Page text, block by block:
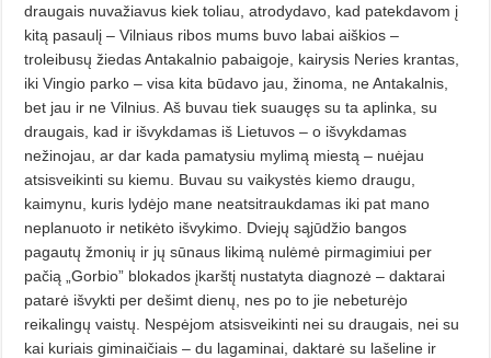
draugais nuvažiavus kiek toliau, atrodydavo, kad patekdavom į
kitą pasaulį – Vilniaus ribos mums buvo labai aiškios –
troleibusų žiedas Antakalnio pabaigoje, kairysis Ne­ries krantas,
iki Vingio parko – visa kita būdavo jau, žinoma, ne Anta­kalnis,
bet jau ir ne Vilnius. Aš buvau tiek suaugęs su ta aplinka, su
draugais, kad ir išvykdamas iš Lietuvos – o išvykdamas
nežinojau, ar dar kada pamatysiu mylimą miestą – nuėjau
atsisveikinti su kiemu. Buvau su vaikystės kiemo draugu,
kaimynu, kuris lydėjo mane neatsitraukdamas iki pat mano
neplanuoto ir netikėto išvykimo. Dviejų sąjūdžio bangos
pagautų žmonių ir jų sūnaus likimą nulėmė pirmagimiui per
pačią „Gor­bio” blokados įkarštį nustatyta diagnozė – daktarai
patarė išvykti per dešimt dienų, nes po to jie nebeturėjo
reikalingų vaistų. Nespėjom atsi­sveikinti nei su draugais, nei su
kai kuriais giminaičiais – du lagaminai, daktarė su lašeline ir